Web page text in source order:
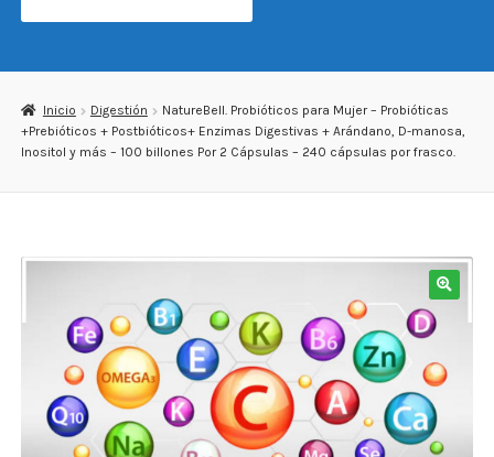
Carrito
Términos y Condiciones
Contáctenos
————-
Minerales
Inicio Digestión
NatureBell. Probióticos para Mujer – Probióticas
+Prebióticos + Postbióticos+ Enzimas Digestivas + Arándano, D-manosa,
Inositol y más – 100 billones Por 2 Cápsulas – 240 cápsulas por frasco.